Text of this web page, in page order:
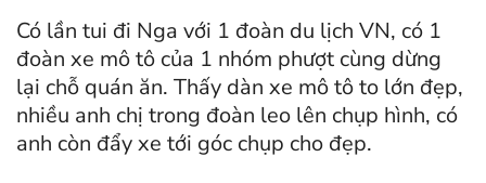
Có lần tui đi Nga với 1 đoàn du lịch VN, có 1
đoàn xe mô tô của 1 nhóm phượt cùng dừng
lại chỗ quán ăn. Thấy dàn xe mô tô to lớn đẹp,
nhiều anh chị trong đoàn leo lên chụp hình, có
anh còn đẩy xe tới góc chụp cho đẹp.